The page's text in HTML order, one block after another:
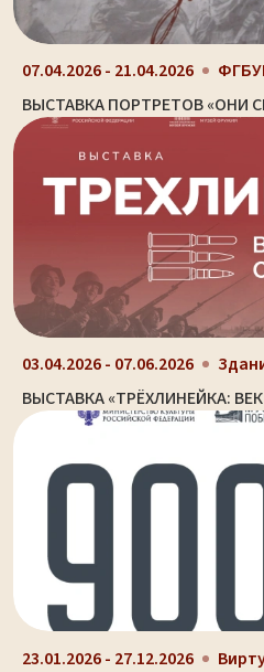
07.04.2026 - 21.04.2026
ВЫСТАВКА ПОРТРЕТОВ «ОНИ
03.04.2026 - 07.06.2026
ВЫСТАВКА «ТРЁХЛИНЕЙКА:
23.01.2026 - 27.12.2026